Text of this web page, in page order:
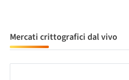
Mercati crittografici dal vivo